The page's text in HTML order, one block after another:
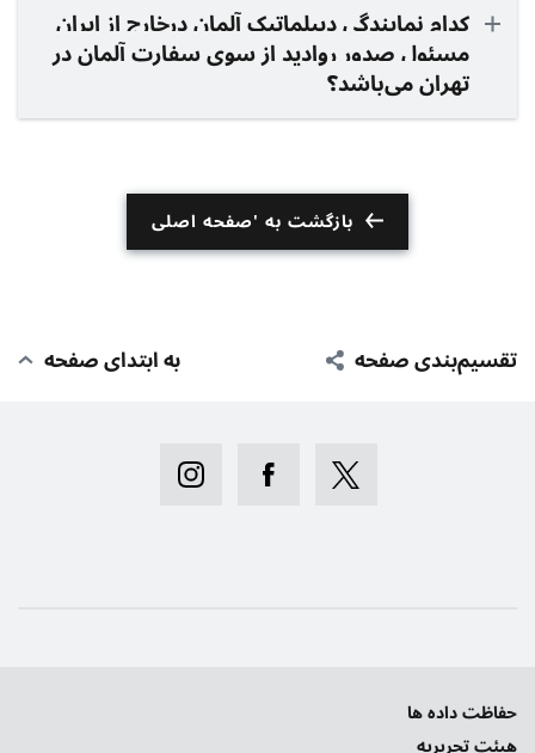
کدام نمایندگی دیپلماتیک آلمان درخارج از ایران
مسئول صدور روادید از سوی سفارت آلمان در
تهران می‌باشد؟
بازگشت به 'صفحه اصلی
تقسیم‌بندی صفحه به ابتدای صفحه
حفاظت داده ها